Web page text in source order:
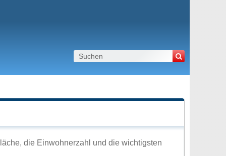
die Einwohnerzahl und die wichtigsten